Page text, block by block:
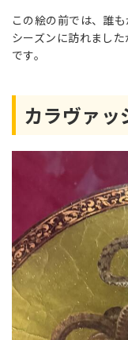
この絵の前では、誰
シーズンに訪れまし
です。
カラヴァッ